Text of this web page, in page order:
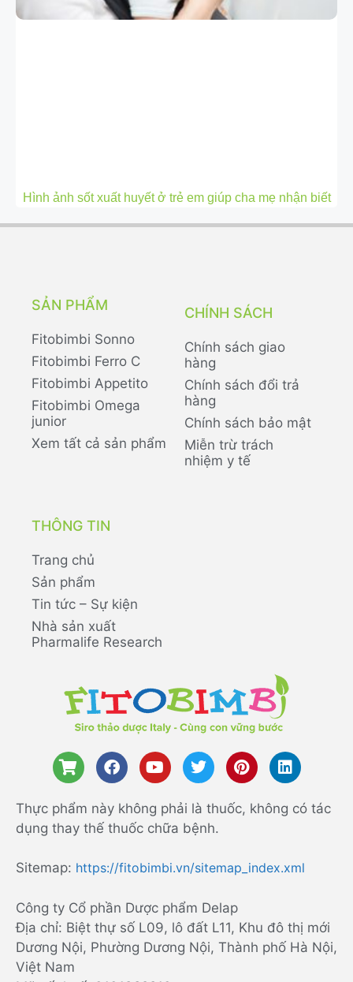
Hình ảnh sốt xuất huyết ở trẻ em giúp cha mẹ nhận biết
SẢN PHẨM
Fitobimbi Sonno
Fitobimbi Ferro C
Fitobimbi Appetito
Fitobimbi Omega
junior
Xem tất cả sản phẩm
CHÍNH SÁCH
Chính sách giao
hàng
Chính sách đổi trả
hàng
Chính sách bảo mật
Miễn trừ trách
nhiệm y tế
THÔNG TIN
Trang chủ
Sản phẩm
Tin tức – Sự kiện
Nhà sản xuất
Pharmalife Research
Thực phẩm này không phải là thuốc, không có tác
dụng thay thế thuốc chữa bệnh.
Sitemap: https://fitobimbi.vn/sitemap_index.xml
Công ty Cổ phần Dược phẩm Delap
Địa chỉ: Biệt thự số L09, lô đất L11, Khu đô thị mới
Dương Nội, Phường Dương Nội, Thành phố Hà Nội,
Việt Nam